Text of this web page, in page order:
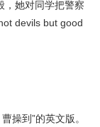
，她对同学把警察
devils but good
操到”的英文版。